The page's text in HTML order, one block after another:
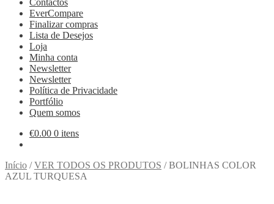
Contactos
EverCompare
Finalizar compras
Lista de Desejos
Loja
Minha conta
Newsletter
Newsletter
Política de Privacidade
Portfólio
Quem somos
€0.00 0 itens
Início /VER TODOS OS PRODUTOS /BOLINHAS COLOR
AZUL TURQUESA